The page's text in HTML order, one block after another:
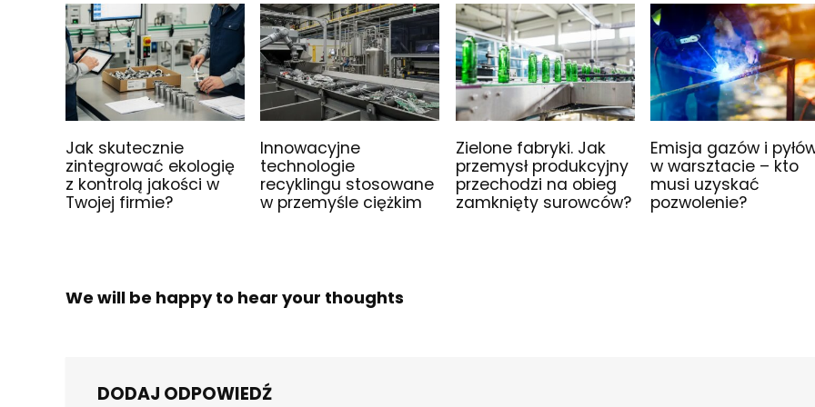
Jak skutecznie
zintegrować ekologię
z kontrolą jakości w
Twojej firmie?
Innowacyjne
technologie
recyklingu stosowane
w przemyśle ciężkim
Zielone fabryki. Jak
przemysł produkcyjny
przechodzi na obieg
zamknięty surowców?
Emisja gazów i
w warsztacie – kto
musi uzyskać
pozwolenie?
We will be happy to hear your thoughts
DODAJ ODPOWIEDŹ